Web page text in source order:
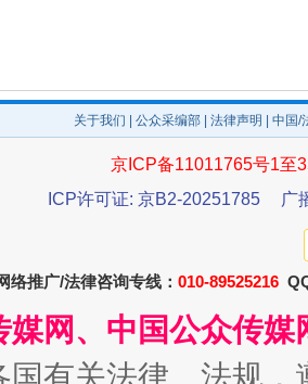
中谋全局
今
关于我们 公众采编部 法律声明 | 中国
京ICP备11011765号1至
ICP许可证: 京B2-20251785
广
络推广/法律咨询专线： 010-89525216
媒网、中国公众传
国有关法律、法规